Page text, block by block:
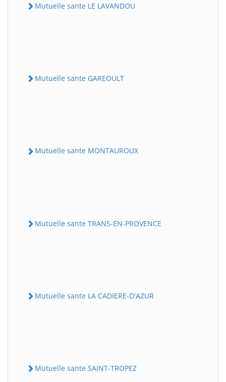
Mutuelle sante LE LAVANDOU
Mutuelle sante GAREOULT
Mutuelle sante MONTAUROUX
Mutuelle sante TRANS-EN-PROVENCE
Mutuelle sante LA CADIERE-D'AZUR
Mutuelle sante SAINT-TROPEZ